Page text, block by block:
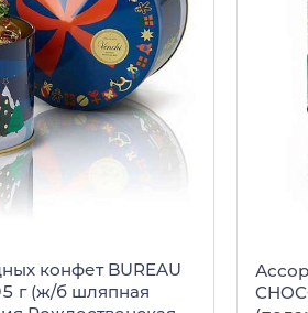
конфет BUREAU
г (ж/б шляпная